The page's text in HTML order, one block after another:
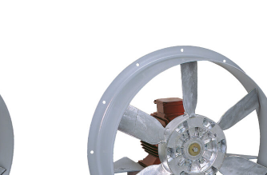
DETAILS